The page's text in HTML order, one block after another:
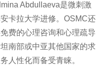
Abdullaeva是微刺激
卡拉大学进修。OSMC还
费的心理咨询和心理疏导
南部或中亚其他国家的求
人性化而备受青睐。